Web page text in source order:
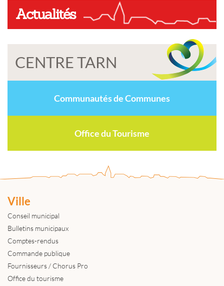
Actualités
CENTRE TARN
Communautés de Communes
Office du Tourisme
Ville
Conseil municipal
Bulletins municipaux
Comptes-rendus
Commande publique
Fournisseurs / Chorus Pro
Office du tourisme